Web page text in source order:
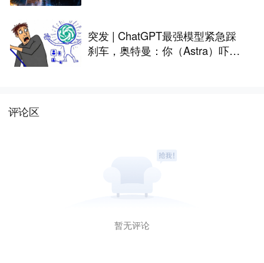
突发 | ChatGPT最强模型紧急踩
刹车，奥特曼：你（Astra）吓到
评论区
暂无评论